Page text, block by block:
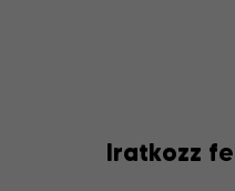
Iratkozz